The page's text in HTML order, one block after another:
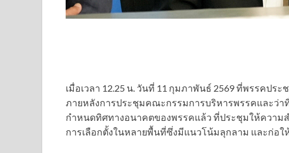
เมื่อเวลา 12.25 น. วันที่ 11 กุมภาพันธ์ 2569 ที่พรรคป
ภายหลังการประชุมคณะกรรมการบริหารพรรคและว่า
กำหนดทิศทางอนาคตของพรรคแล้ว ที่ประชุมให้ความ
การเลือกตั้งในหลายพื้นที่ซึ่งมีแนวโน้มลุกลาม และก่อใ